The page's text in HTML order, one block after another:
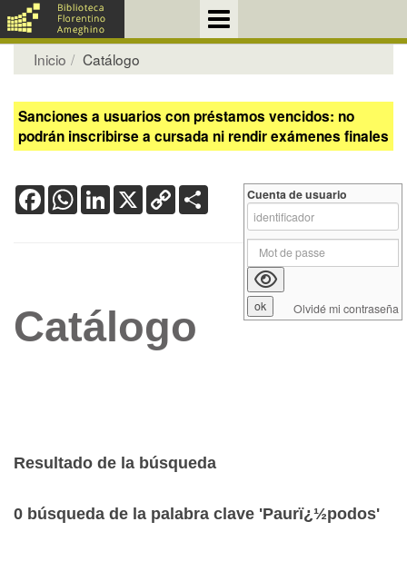
Inicio Catálogo
Sanciones a usuarios con préstamos vencidos: no
podrán inscribirse a cursada ni rendir exámenes finales
FacebookWhatsApp
LinkedIn
X Copy
Link
Catálogo
Resultado de la búsqueda
0 búsqueda de la palabra clave 'Paurï¿½podos'
Cuenta de usuario
Olvidé mi contraseña